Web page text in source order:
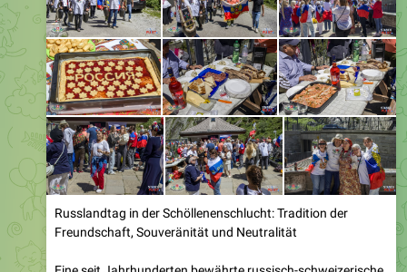
Russlandtag in der Schöllenenschlucht: Tradition der
Freundschaft, Souveränität und Neutralität
Eine seit Jahrhunderten bewährte russisch-schweizerische